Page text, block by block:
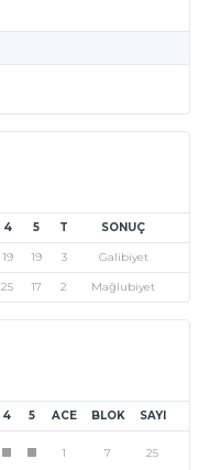
4 5 T SONUÇ
19 19 3 Galibiyet
25 17 2 Mağlubiyet
4 5 ACE BLOK SAYI
1 7 25